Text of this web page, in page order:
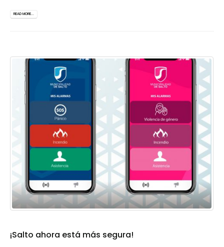
READ MORE...
¡Salto ahora está más segura!